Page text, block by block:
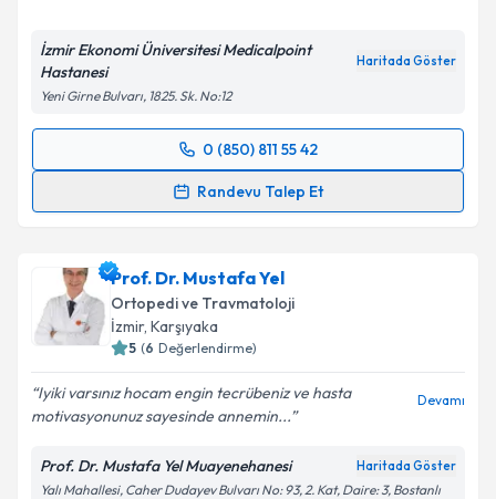
İzmir Ekonomi Üniversitesi Medicalpoint
Hastanesi
Haritada Göster
Yeni Girne Bulvarı, 1825. Sk. No:12
0 (850) 811 55 42
Randevu Talep Et
Randevu Takvimi Talebi
takvim hazırlandığında e-posta ile bilgilendireceğiz.
E-posta Adresiniz
Kişisel verilerimin işlenmesine ilişkin
kapsamda işlenmesini kabul ediyorum.
Prof. Dr. Mustafa Yel
Ortopedi ve Travmatoloji
İzmir, Karşıyaka
5 (6 Değerlendirme)
Iyiki varsınız hocam engin tecrübeniz ve hasta
motivasyonunuz sayesinde annemin...
Devamı
Prof. Dr. Mustafa Yel Muayenehanesi Haritada Göster
Yalı Mahallesi, Caher Dudayev Bulvarı No: 93, 2. Kat, Daire: 3, Bostanlı